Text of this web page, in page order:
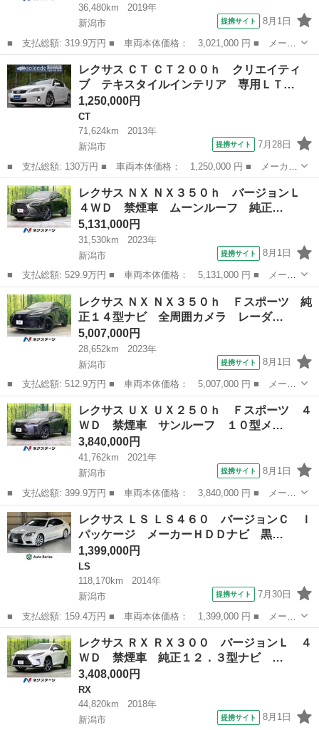
36,480km
2019年
新潟市
提携サイト 8月1日
■ 支払総額: 319.9万円 ■ 車両本体価格： 3,021,000 円 ■ メーカ
ー名： レクサス ■ 車種名： ＮＸ ■ グレード名： ＮＸ３００
ｈ バージョンＬ 純正１０．３型ナビ バックカメラ 寒冷地仕
様 レーダ...
新潟 新潟市 レクサス
レクサス ＣＴ ＣＴ２００ｈ クリエイティ
ブ テキスタイルインテリア 専用ＬＴ…
1,250,000円
CT
71,624km
2013年
新潟市
提携サイト 7月28日
■ 支払総額: 130万円 ■ 車両本体価格： 1,250,000 円 ■ メーカー
名： レクサス ■ 車種名： ＣＴ ■ グレード名： ＣＴ２００
ｈ クリエイティブ テキスタイルインテリア 専用ＬＴｅｘブルー
ステッチシー...
新潟 新潟市 CT
レクサス ＮＸ ＮＸ３５０ｈ バージョンＬ
４ＷＤ 禁煙車 ムーンルーフ 純正…
5,131,000円
31,530km
2023年
新潟市
提携サイト 8月1日
■ 支払総額: 529.9万円 ■ 車両本体価格： 5,131,000 円 ■ メーカ
ー名： レクサス ■ 車種名： ＮＸ ■ グレード名： ＮＸ３５０
ｈ バージョンＬ ４ＷＤ 禁煙車 ムーンルーフ 純正１４型ディ
スプレイ...
新潟 新潟市 レクサス
レクサス ＮＸ ＮＸ３５０ｈ Ｆスポーツ 純
正１４型ナビ 全周囲カメラ レーダ…
5,007,000円
28,652km
2023年
新潟市
提携サイト 8月1日
■ 支払総額: 512.9万円 ■ 車両本体価格： 5,007,000 円 ■ メーカ
ー名： レクサス ■ 車種名： ＮＸ ■ グレード名： ＮＸ３５０
ｈ Ｆスポーツ 純正１４型ナビ 全周囲カメラ レーダークルー
ズ 禁煙車...
新潟 新潟市 レクサス
レクサス ＵＸ ＵＸ２５０ｈ Ｆスポーツ ４
ＷＤ 禁煙車 サンルーフ １０型メ…
3,840,000円
41,762km
2021年
新潟市
提携サイト 8月1日
■ 支払総額: 399.9万円 ■ 車両本体価格： 3,840,000 円 ■ メーカ
ー名： レクサス ■ 車種名： ＵＸ ■ グレード名： ＵＸ２５０
ｈ Ｆスポーツ ４ＷＤ 禁煙車 サンルーフ １０型メーカーナ
ビ Ｂｌｕ...
新潟 新潟市 レクサス
レクサス ＬＳ ＬＳ４６０ バージョンＣ Ｉ
パッケージ メーカーＨＤＤナビ 黒…
1,399,000円
LS
118,170km
2014年
新潟市
提携サイト 7月30日
■ 支払総額: 159.4万円 ■ 車両本体価格： 1,399,000 円 ■ メーカ
ー名： レクサス ■ 車種名： ＬＳ ■ グレード名： ＬＳ４６
０ バージョンＣ Ｉパッケージ メーカーＨＤＤナビ 黒革 サン
ルーフ Ｐ...
新潟 新潟市 LS
レクサス ＲＸ ＲＸ３００ バージョンＬ ４
ＷＤ 禁煙車 純正１２．３型ナビ …
3,408,000円
RX
44,820km
2018年
新潟市
提携サイト 8月1日